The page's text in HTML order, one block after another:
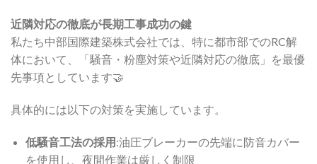
近隣対応の徹底が長期工事成功の鍵
私たち中部国際建築株式会社では、特に都市部でのRC解
体において、「騒音・粉塵対策や近隣対応の徹底」を最優
先事項としています🤝
具体的には以下の対策を実施しています。
低騒音工法の採用:油圧ブレーカーの先端に防音カバー
を使用し、夜間作業は厳しく制限